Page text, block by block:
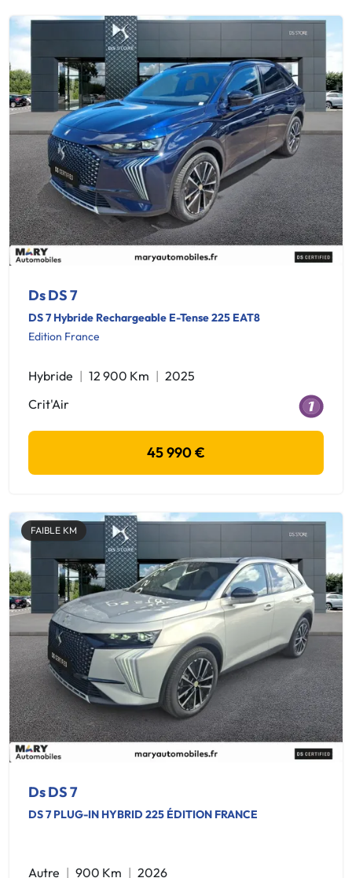
Ds DS 7
DS 7 Hybride Rechargeable E-Tense 225 EAT8
Edition France
Hybride 12 900 Km
2025
Crit'Air
45 990 €
FAIBLE KM
Ds DS 7
DS 7 PLUG-IN HYBRID 225 ÉDITION FRANCE
Autre 900 Km 2026